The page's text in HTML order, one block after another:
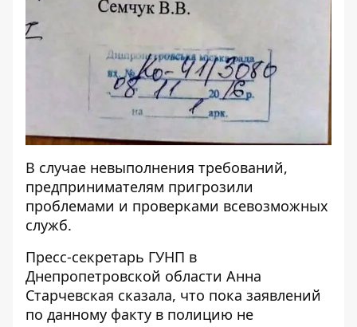
В случае невыполнения требований,
предпринимателям пригрозили
проблемами и проверками всевозможных
служб.
Пресс-секретарь ГУНП в
Днепропетровской области Анна
Старчевская сказала, что пока заявлений
по данному факту в полицию не